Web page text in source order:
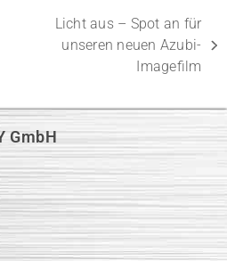
Licht aus – Spot an für
unseren neuen Azubi-
Imagefilm
GmbH